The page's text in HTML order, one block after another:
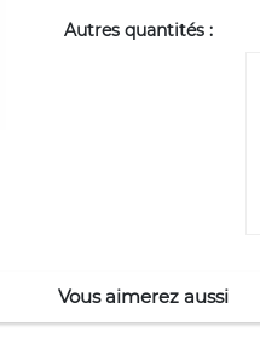
Autres quantités :
Vous aimerez aussi